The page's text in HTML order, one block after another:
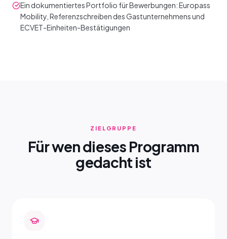
Ein dokumentiertes Portfolio für Bewerbungen: Europass
Mobility, Referenzschreiben des Gastunternehmens und
ECVET-Einheiten-Bestätigungen
ZIELGRUPPE
Für wen dieses Programm
gedacht ist